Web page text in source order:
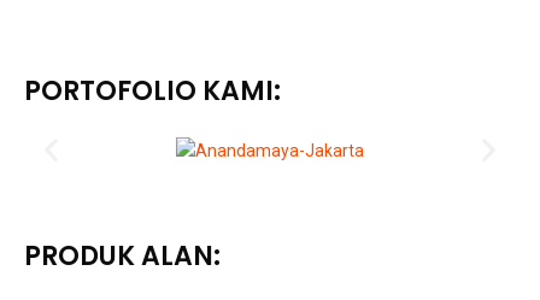
PORTOFOLIO KAMI:
PRODUK ALAN: